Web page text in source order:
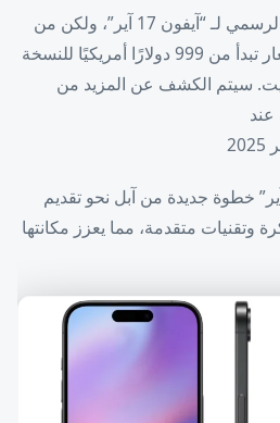
لم تُعلن آبل بعد عن السعر الرسمي لـ “آيفون 17 آير”، ولكن من
المتوقع أن يكون متاحًا بأسعار تبدأ من 999 دولارًا أمريكيًا للنسخة
128 جيجابايت. سيتم الكشف عن المزيد من
عند
يمثل “آيفون 17 آير” خطوة جديدة من آبل نحو تقديم
وتقنيات متقدمة، مما يعزز مكانتها